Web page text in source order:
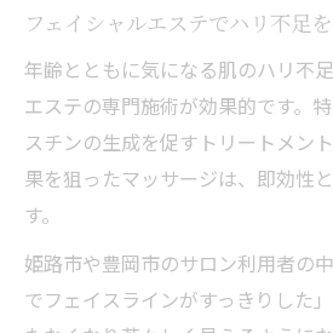
フェイシャルエステでハリ不足
年齢とともに気になる肌のハリ不
エステの専門施術が効果的です。
スチンの生成を促すトリートメン
果を狙ったマッサージは、即効性
す。
姫路市や豊岡市のサロン利用者の
でフェイスラインがすっきりした